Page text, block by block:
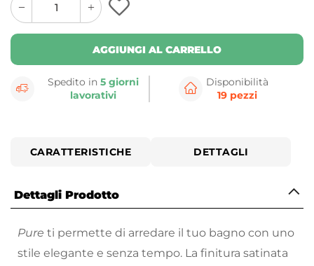
quantity
button
quantity
minus
button
AGGIUNGI AL CARRELLO
Spedito in5 giorni
lavorativi
Disponibilità
19 pezzi
CARATTERISTICHE DETTAGLI
Dettagli Prodotto
Pure ti permette di arredare il tuo bagno con uno
stile elegante e senza tempo. La finitura satinata